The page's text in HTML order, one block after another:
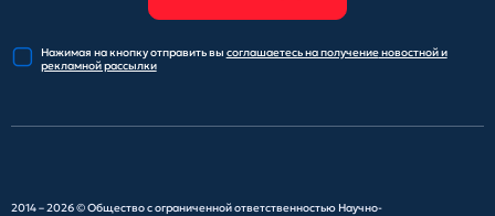
Нажимая на кнопку отправитьвы соглашаетесь на получениеновостной и
рекламной рассылки
2014 – 2026 ©Общество с ограниченной ответственностью Научно-